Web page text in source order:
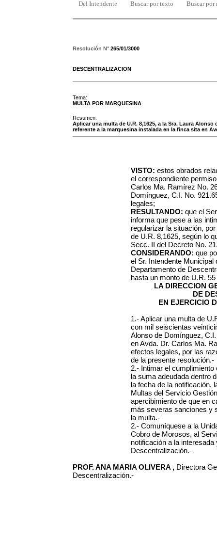
Del Intendente Buscar por texto Buscar por
Resolución N° 265/01/3000
DESCENTRALIZACION
Tema:
MULTA POR MARQUESINA
Resumen:
Aplicar una multa de U.R. 8,1625, a la Sra. Laura
referente a la marquesina instalada en la finca sita en
VISTO: estos obrados
el correspondiente
Carlos Ma. Ramírez No.
Domínguez, C.I. No.
legales;
RESULTANDO: que el
informa que pese a las
regularizar la situación,
de U.R. 8,1625, según lo
Secc. II del Decreto No.
CONSIDERANDO: que
el Sr. Intendente
Departamento de
hasta un monto de U.R. 55
LA DIRECCION
DE
EN EJERCICIO
1.- Aplicar una multa de
con mil seiscientas
Alonso de Domínguez,
en Avda. Dr. Carlos Ma.
efectos legales, por las
de la presente resolución.-
2.- Intimar el
la suma adeudada dentro
la fecha de la notificación,
Multas del Servicio
apercibimiento de que en
más severas sanciones y
la multa.-
2.- Comuníquese a la
Cobro de Morosos, al
notificación a la
Descentralización.-
PROF. ANA MARIA OLIVERA , Directora
Descentralización.-